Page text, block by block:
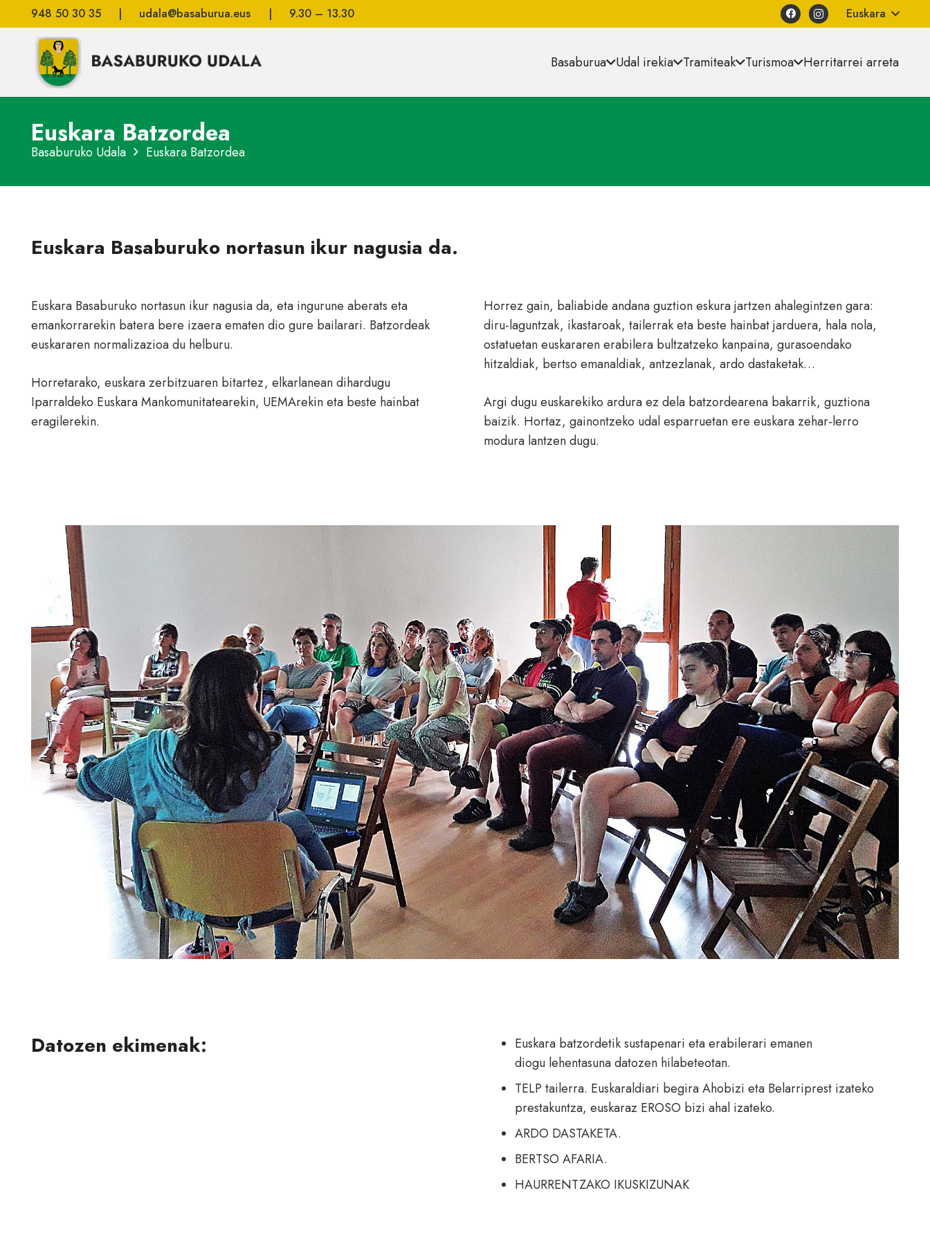
948 50 30 35 | udala@basaburua.eus | 9.30 – 13.30 Euskara
Basaburua Udal irekia Tramiteak Turismoa Herritarrei arreta
Euskara Batzordea
Basaburuko Udala Euskara Batzordea
Euskara Basaburuko nortasun ikur nagusia da.
Euskara Basaburuko nortasun ikur nagusia da, eta ingurune aberats eta
emankorrarekin batera bere izaera ematen dio gure bailarari. Batzordeak
euskararen normalizazioa du helburu.
Horretarako, euskara zerbitzuaren bitartez, elkarlanean dihardugu
Iparraldeko Euskara Mankomunitatearekin, UEMArekin eta beste hainbat
eragilerekin.
Horrez gain, baliabide andana guztion eskura jartzen ahalegintzen gara:
diru-laguntzak, ikastaroak, tailerrak eta beste hainbat jarduera, hala nola,
ostatuetan euskararen erabilera bultzatzeko kanpaina, gurasoendako
hitzaldiak, bertso emanaldiak, antzezlanak, ardo dastaketak…
Argi dugu euskarekiko ardura ez dela batzordearena bakarrik, guztiona
baizik. Hortaz, gainontzeko udal esparruetan ere euskara zehar-lerro
modura lantzen dugu.
Datozen ekimenak:
Euskara batzordetik sustapenari eta erabilerari emanen
diogu lehentasuna datozen hilabeteotan.
TELP tailerra. Euskaraldiari begiraAhobizi eta Belarriprest izateko
prestakuntza, euskaraz EROSO bizi ahal izateko.
ARDO DASTAKETA.
BERTSO AFARIA.
HAURRENTZAKO IKUSKIZUNAK